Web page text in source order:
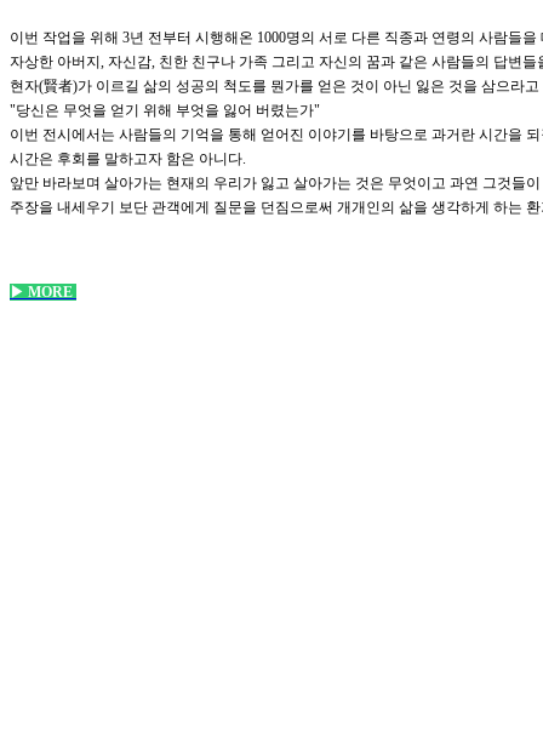
이번 작업을 위해 3년 전부터 시행해온 1000명의 서로 다른 직종과 연령의 사람들
자상한 아버지, 자신감, 친한 친구나 가족 그리고 자신의 꿈과 같은 사람들의 답변
현자(賢者)가 이르길 삶의 성공의 척도를 뭔가를 얻은 것이 아닌 잃은 것을 삼으라고
"당신은 무엇을 얻기 위해 부엇을 잃어 버렸는가"
이번 전시에서는 사람들의 기억을 통해 얻어진 이야기를 바탕으로 과거란 시간을
시간은 후회를 말하고자 함은 아니다.
앞만 바라보며 살아가는 현재의 우리가 잃고 살아가는 것은 무엇이고 과연 그것들
주장을 내세우기 보단 관객에게 질문을 던짐으로써 개개인의 삶을 생각하게 하는
▶ MORE